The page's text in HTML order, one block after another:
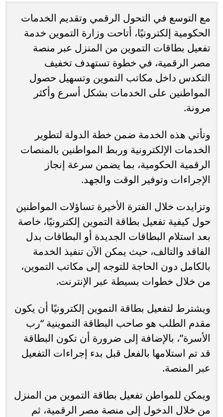
مع التوسع في التحول الرقمي وتقديم الخدمات
الحكومية إلكترونيًا، أتاحت وزارة التموين خدمة
تفعيل بطاقات التموين من المنزل عبر منصة
مصر الرقمية، في خطوة تستهدف تخفيف
التكدس داخل مكاتب التموين وتسهيل حصول
المواطنين على الخدمات بشكل أسرع وأكثر
مرونة.
وتأتي هذه الخدمة ضمن خطة الدولة لتطوير
الخدمات الإلكترونية وربط المواطنين بالمنصات
الرقمية الحكومية، بما يضمن سرعة إنجاز
الإجراءات وتوفير الوقت والجهد.
وتزايدت خلال الفترة الأخيرة تساؤلات المواطنين
حول كيفية تفعيل بطاقة التموين إلكترونيًا، خاصة
بعد استلام البطاقات الجديدة أو البطاقات بدل
الفاقد والتالف، حيث يمكن الآن تنفيذ الخدمة
بالكامل دون الحاجة للتوجه إلى مكاتب التموين،
من خلال خطوات بسيطة عبر الإنترنت.
ويشترط لتفعيل بطاقة التموين إلكترونيًا أن يكون
مقدم الطلب هو صاحب البطاقة التموينية “رب
الأسرة”، بالإضافة إلى ضرورة أن تكون البطاقة
قد تم استلامها بالفعل قبل بدء إجراءات التفعيل
عبر المنصة.
ويمكن للمواطن تفعيل بطاقة التموين من المنزل
من خلال الدخول إلى منصة مصر الرقمية، ثم